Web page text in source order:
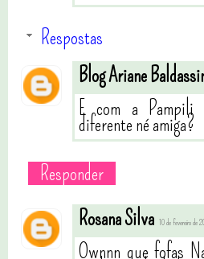
Respostas
Blog Ariane
E com a Pampili
diferente né amiga?
Responder
Rosana Silva 10 de fevereiro de
Ownnn que fofas